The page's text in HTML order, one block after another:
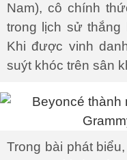
Nam), cô chính
trong lịch sử thắng
Khi được vinh
suýt khóc trên sân
Trong bài phát